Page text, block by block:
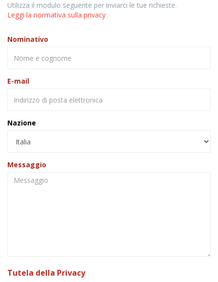
Utilizza il modulo seguente per inviarci le tue richieste.
Leggi la normativa sulla privacy
Nominativo
E-mail
Nazione
Messaggio
Tutela della Privacy